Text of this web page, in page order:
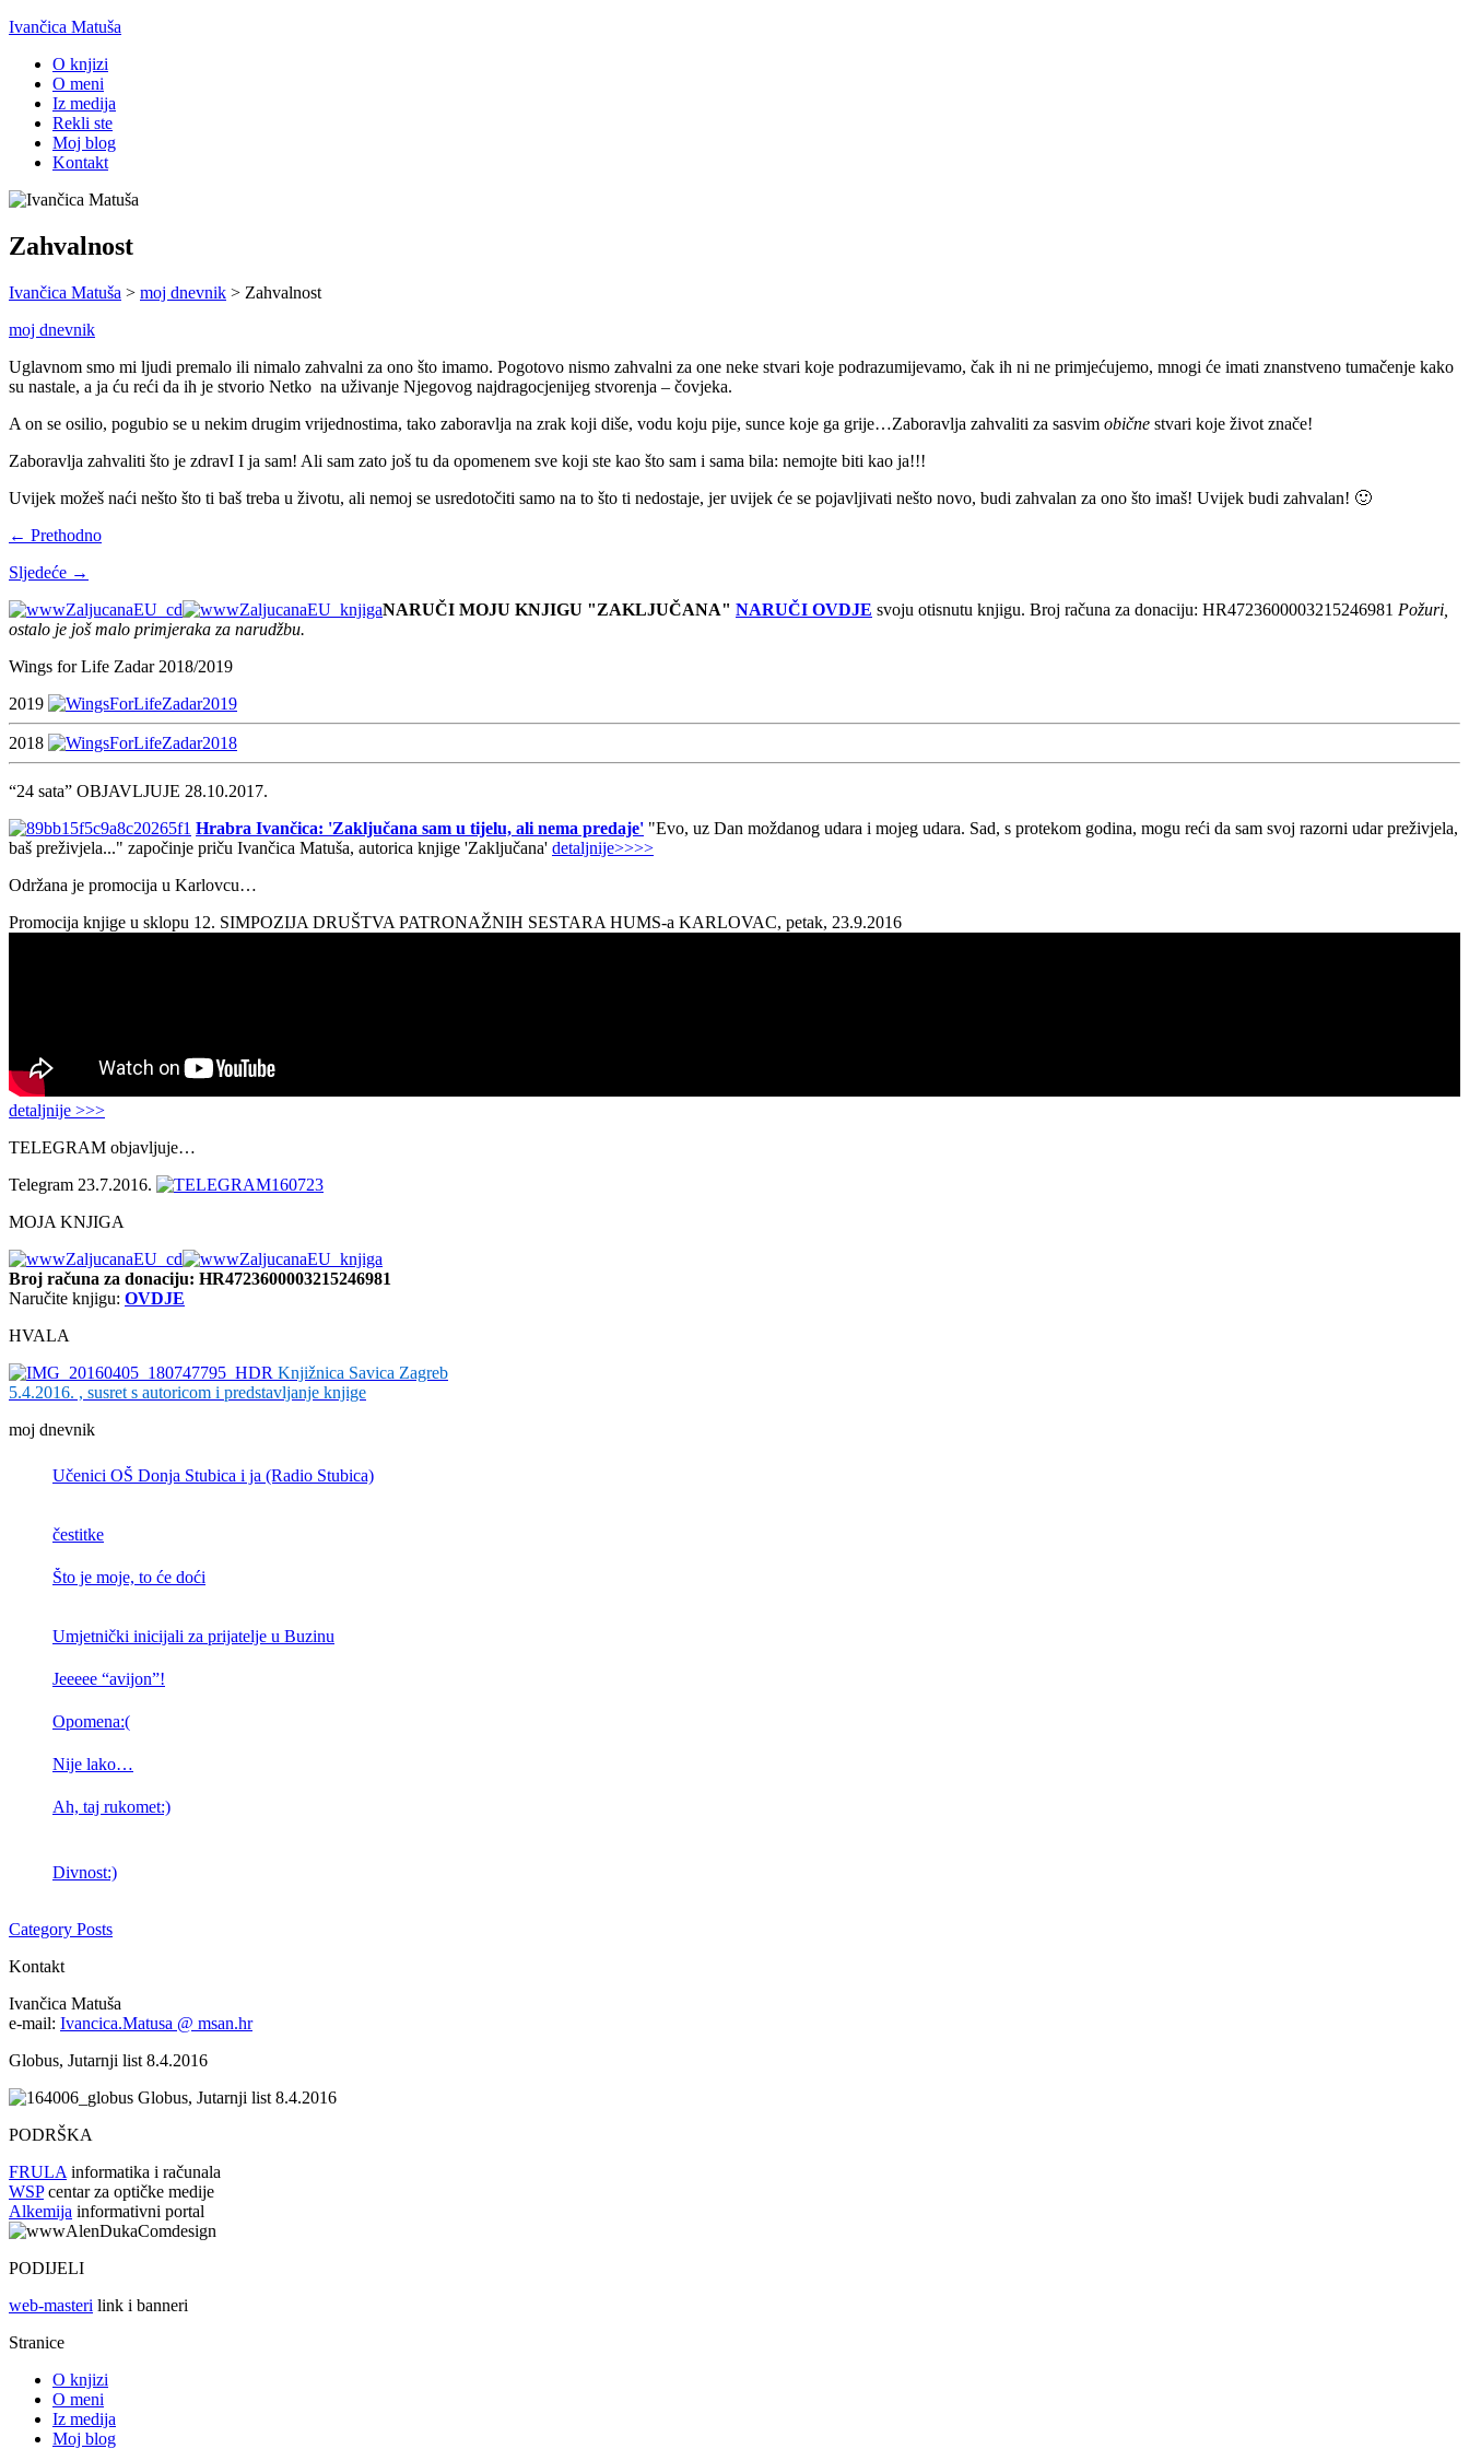
Ivančica Matuša
O knjizi
O meni
Iz medija
Rekli ste
Moj blog
Kontakt
Zahvalnost
Ivančica Matuša > moj dnevnik > Zahvalnost
moj dnevnik
Uglavnom smo mi ljudi premalo ili nimalo zahvalni za ono što imamo. Pogotovo nismo zahvalni za one neke stvari koje podrazumijevamo, čak ih ni ne primjećujemo, mnogi će imati znanstveno tumačenje kako
su nastale, a ja ću reći da ih je stvorio Netko na uživanje Njegovog najdragocjenijeg stvorenja – čovjeka.
A on se osilio, pogubio se u nekim drugim vrijednostima, tako zaboravlja na zrak koji diše, vodu koju pije, sunce koje ga grije…Zaboravlja zahvaliti za sasvim obične stvari koje život znače!
Zaboravlja zahvaliti što je zdravI I ja sam! Ali sam zato još tu da opomenem sve koji ste kao što sam i sama bila: nemojte biti kao ja!!!
Uvijek možeš naći nešto što ti baš treba u životu, ali nemoj se usredotočiti samo na to što ti nedostaje, jer uvijek će se pojavljivati nešto novo, budi zahvalan za ono što imaš! Uvijek budi zahvalan! 🙂
← Prethodno
Sljedeće →
NARUČI MOJU KNJIGU "ZAKLJUČANA" NARUČI OVDJE svoju otisnutu knjigu. Broj računa za donaciju: HR4723600003215246981 Požuri,
ostalo je još malo primjeraka za narudžbu.
Wings for Life Zadar 2018/2019
2019
2018
“24 sata” OBJAVLJUJE 28.10.2017.
Hrabra Ivančica: 'Zaključana sam u tijelu, ali nema predaje' "Evo, uz Dan moždanog udara i mojeg udara. Sad, s protekom godina, mogu reći da sam svoj razorni udar preživjela,
baš preživjela..." započinje priču Ivančica Matuša, autorica knjige 'Zaključana' detaljnije>>>>
Održana je promocija u Karlovcu…
Promocija knjige u sklopu 12. SIMPOZIJA DRUŠTVA PATRONAŽNIH SESTARA HUMS-a KARLOVAC, petak, 23.9.2016
detaljnije >>>
TELEGRAM objavljuje…
Telegram 23.7.2016.
MOJA KNJIGA
Broj računa za donaciju: HR4723600003215246981
Naručite knjigu: OVDJE
HVALA
Knjižnica Savica Zagreb
5.4.2016. , susret s autoricom i predstavljanje knjige
moj dnevnik
Učenici OŠ Donja Stubica i ja (Radio Stubica)
čestitke
Što je moje, to će doći
Umjetnički inicijali za prijatelje u Buzinu
Jeeeee “avijon”!
Opomena:(
Nije lako…
Ah, taj rukomet:)
Divnost:)
Category Posts
Kontakt
Ivančica Matuša
e-mail: Ivancica.Matusa @ msan.hr
Globus, Jutarnji list 8.4.2016
Globus, Jutarnji list 8.4.2016
PODRŠKA
FRULA informatika i računala
WSPcentar za optičke medije
Alkemija informativni portal
PODIJELI
web-masteri link i banneri
Stranice
O knjizi
O meni
Iz medija
Moj blog